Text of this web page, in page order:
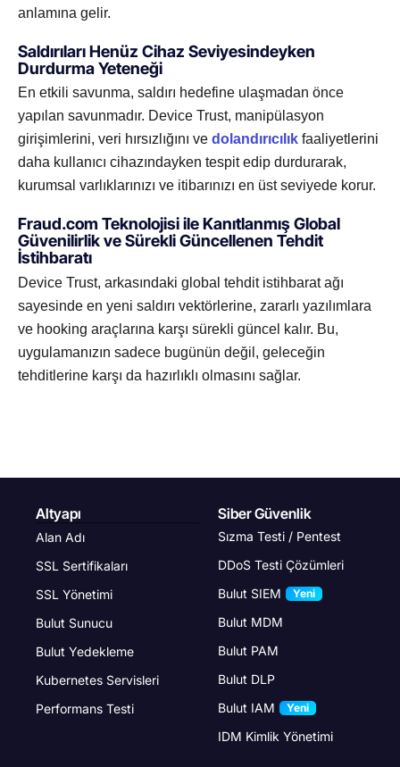
anlamına gelir.
Saldırıları Henüz Cihaz Seviyesindeyken
Durdurma Yeteneği
En etkili savunma, saldırı hedefine ulaşmadan önce
yapılan savunmadır. Device Trust, manipülasyon
girişimlerini, veri hırsızlığını ve dolandırıcılık faaliyetlerini
daha kullanıcı cihazındayken tespit edip durdurarak,
kurumsal varlıklarınızı ve itibarınızı en üst seviyede korur.
Fraud.com Teknolojisi ile Kanıtlanmış Global
Güvenilirlik ve Sürekli Güncellenen Tehdit
İstihbaratı
Device Trust, arkasındaki global tehdit istihbarat ağı
sayesinde en yeni saldırı vektörlerine, zararlı yazılımlara
ve hooking araçlarına karşı sürekli güncel kalır. Bu,
uygulamanızın sadece bugünün değil, geleceğin
tehditlerine karşı da hazırlıklı olmasını sağlar.
Altyapı
Alan Adı
SSL Sertifikaları
SSL Yönetimi
Bulut Sunucu
Bulut Yedekleme
Kubernetes Servisleri
Performans Testi
Siber Güvenlik
Sızma Testi / Pentest
DDoS Testi Çözümleri
Bulut SIEM
Yeni
Bulut MDM
Bulut PAM
Bulut DLP
Bulut IAM
Yeni
IDM Kimlik Yönetimi